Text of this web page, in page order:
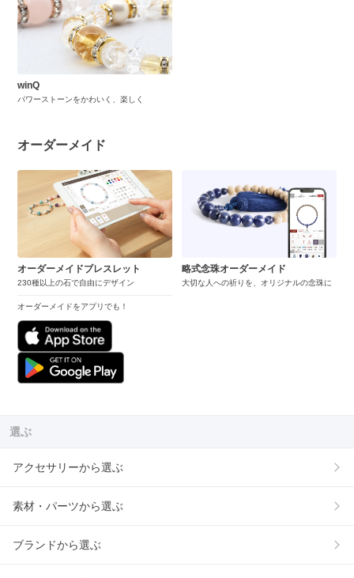
winQ
パワーストーンをかわいく、楽しく
オーダーメイド
オーダーメイドブレスレット
230種以上の石で自由にデザイン
オーダーメイドをアプリでも！
略式念珠オーダーメイド
大切な人への祈りを、オリジナルの念珠に
選ぶ
アクセサリーから選ぶ
素材・パーツから選ぶ
ブランドから選ぶ